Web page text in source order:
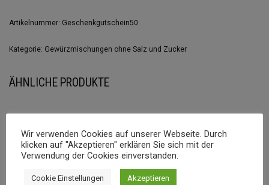
Artikelnummer: Geschenkgutschein50
Kategorie: Gewürzmischungen ohne Salz und Zucker
ÄHNLICHE PRODUKTE
Wir verwenden Cookies auf unserer Webseite. Durch
klicken auf "Akzeptieren" erklären Sie sich mit der
Verwendung der Cookies einverstanden.
Cookie Einstellungen Akzeptieren